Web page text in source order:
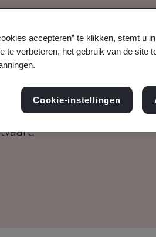
voor de
en toon de
aan met de AS/EN
accepteren” te klikken, stemt u
te verbeteren, het gebruik van de site
Cookie-instellingen